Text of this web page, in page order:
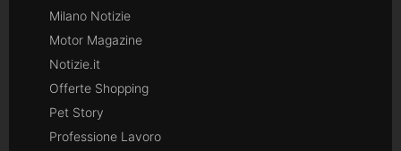
Milano Notizie
Motor Magazine
Notizie.it
Offerte Shopping
Pet Story
Professione Lavoro